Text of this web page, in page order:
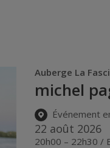
Auberge La
michel
Événement
22 août 2026
20h00 – 22h30 /